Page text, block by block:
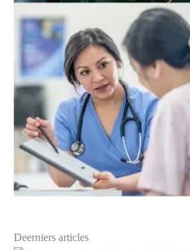
Deerniers articles